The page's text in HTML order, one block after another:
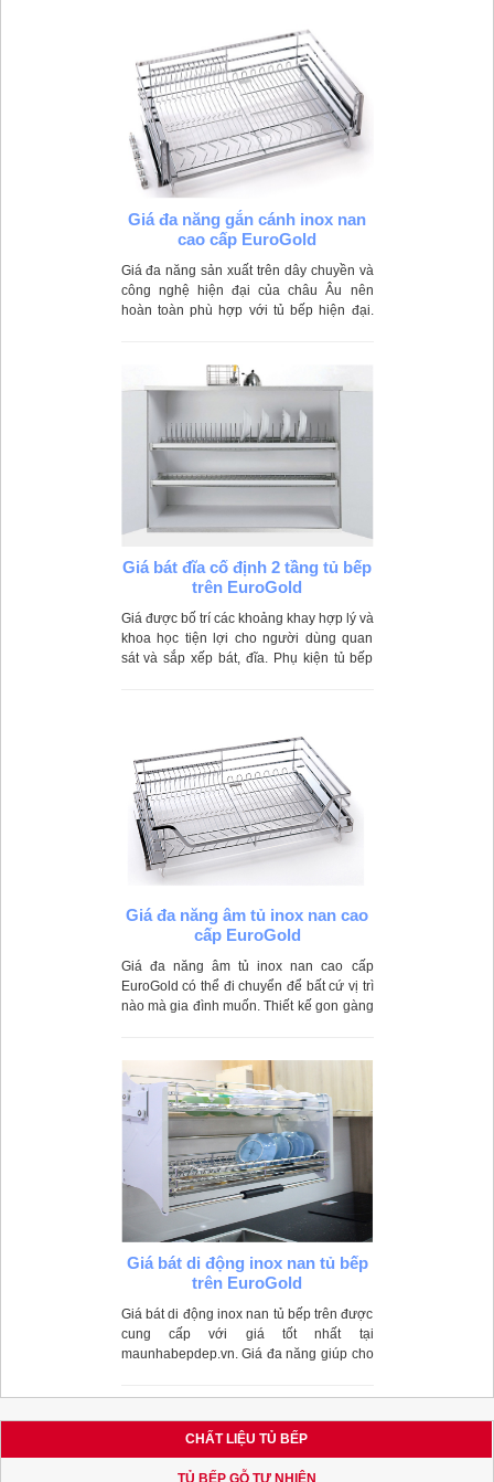
Giá đa năng gắn cánh inox nan
cao cấp EuroGold
Giá đa năng sản xuất trên dây chuyền và
công nghệ hiện đại của châu Âu nên
hoàn toàn phù hợp với tủ bếp hiện đại.
cao. Bộ khung giá chắc chắn và góc cạnh
để bát đĩa khô ráo và sạch sẽ.
Giá bát đĩa cố định 2 tầng tủ bếp
trên EuroGold
Giá được bố trí các khoảng khay hợp lý và
khoa học tiện lợi cho người dùng quan
sát và sắp xếp bát, đĩa. Phụ kiện tủ bếp
Giá đa năng âm tủ inox nan cao
cấp EuroGold
Giá đa năng âm tủ inox nan cao cấp
EuroGold có thể đi chuyển để bất cứ vị trì
nào mà gia đình muốn. Thiết kế gon gàng
Giá bát di động inox nan tủ bếp
trên EuroGold
Giá bát di động inox nan tủ bếp trên được
cung cấp với giá tốt nhất tại
maunhabepdep.vn. Giá đa năng giúp cho
CHẤT LIỆU TỦ BẾP
TỦ BẾP GỖ TỰ NHIÊN